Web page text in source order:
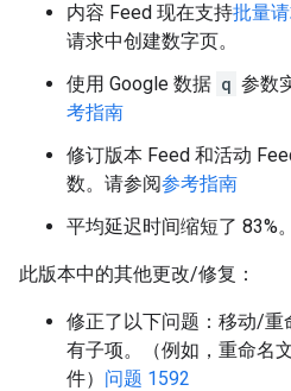
内容 Feed 现在支持批量
请求中创建数字页。
使用 Google 数据 q 参数
考指南
修订版本 Feed 和活动
数。请参阅参考指南
平均延迟时间缩短了 83%。
此版本中的其他更改/修复：
修正了以下问题：移动/
有子项。（例如，重命名
件） 问题 1592